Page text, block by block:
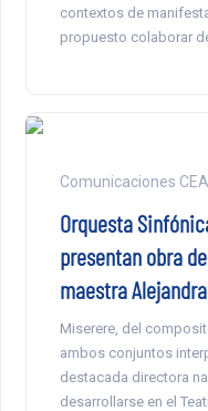
contextos de
propuesto colaborar
Comunicaciones
Orquesta
presentan obra
maestra
Miserere, del
ambos conjuntos
destacada directora
desarrollarse en el